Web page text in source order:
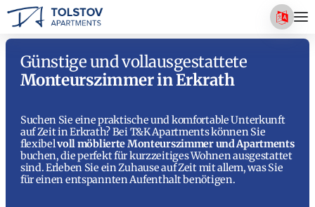
Günstige und vollausgestattete
Monteurszimmer in Erkrath
Suchen Sie eine praktische und komfortable Unterkunft
auf Zeit in Erkrath? Bei T&K Apartments können Sie
flexibelvoll möblierte Monteurszimmer und Apartments
buchen, die perfekt für kurzzeitiges Wohnen ausgestattet
sind. Erleben Sie ein Zuhause auf Zeit mit allem, was Sie
für einen entspannten Aufenthalt benötigen.